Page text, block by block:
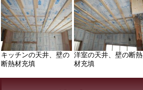
キッチンの天井、壁の
断熱材充填
洋室の天井、壁の断熱
材充填